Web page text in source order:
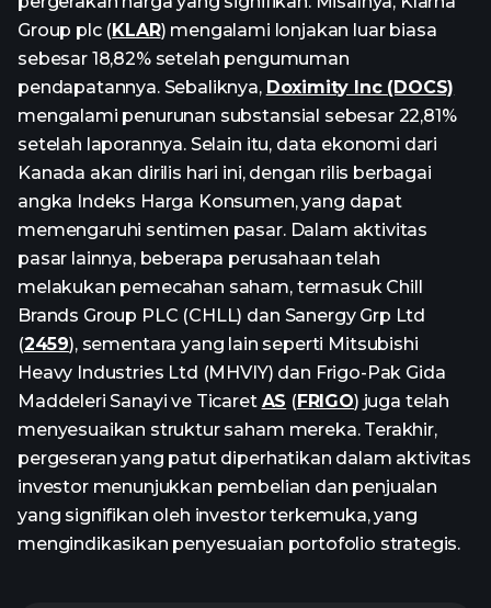
Group plc (KLAR) mengalami lonjakan luar biasa
sebesar 18,82% setelah pengumuman
pendapatannya. Sebaliknya, Doximity Inc (DOCS)
mengalami penurunan substansial sebesar 22,81%
setelah laporannya. Selain itu, data ekonomi dari
Kanada akan dirilis hari ini, dengan rilis berbagai
angka Indeks Harga Konsumen, yang dapat
memengaruhi sentimen pasar. Dalam aktivitas
pasar lainnya, beberapa perusahaan telah
melakukan pemecahan saham, termasuk Chill
Brands Group PLC (CHLL) dan Sanergy Grp Ltd
(2459), sementara yang lain seperti Mitsubishi
Heavy Industries Ltd (MHVIY) dan Frigo-Pak Gida
Maddeleri Sanayi ve Ticaret AS (FRIGO) juga telah
menyesuaikan struktur saham mereka. Terakhir,
pergeseran yang patut diperhatikan dalam aktivitas
investor menunjukkan pembelian dan penjualan
yang signifikan oleh investor terkemuka, yang
mengindikasikan penyesuaian portofolio strategis.